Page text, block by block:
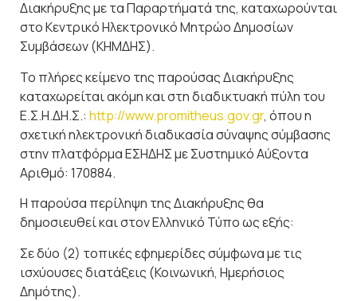
Διακήρυξης με τα Παραρτήματά της, καταχωρούνται
στο Κεντρικό Ηλεκτρονικό Μητρώο Δημοσίων
Συμβάσεων (ΚΗΜΔΗΣ).
Το πλήρες κείμενο της παρούσας Διακήρυξης
καταχωρείται ακόμη και στη διαδικτυακή πύλη του
Ε.Σ.Η.ΔΗ.Σ.: http://www.promitheus.gov.gr, όπου η
σχετική ηλεκτρονική διαδικασία σύναψης σύμβασης
στην πλατφόρμα ΕΣΗΔΗΣ με Συστημικό Αύξοντα
Αριθμό: 170884.
Η παρούσα περίληψη της Διακήρυξης θα
δημοσιευθεί και στον Ελληνικό Τύπο ως εξής:
Σε δύο (2) τοπικές εφημερίδες σύμφωνα με τις
ισχύουσες διατάξεις (Κοινωνική, Ημερήσιος
Δημότης).